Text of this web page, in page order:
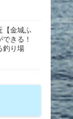
【金城ふ
きる！
釣り場